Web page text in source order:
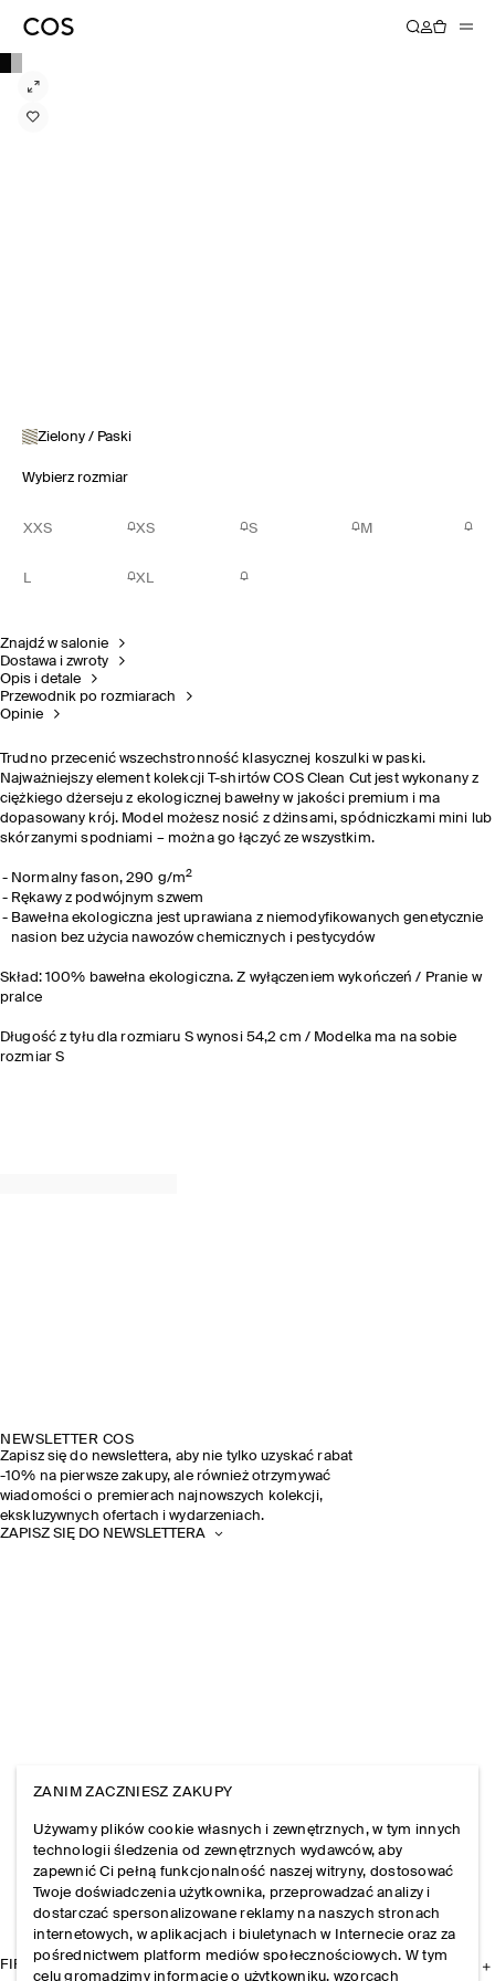
Zielony / Paski
Wybierz rozmiar
XXS XS S M
L XL
Znajdź w salonie
Dostawa i zwroty
Opis i detale
Przewodnik po rozmiarach
Opinie
Trudno przecenić wszechstronność klasycznej koszulki w paski.
Najważniejszy element kolekcji T-shirtów COS Clean Cut jest wykonany z
ciężkiego dżerseju z ekologicznej bawełny w jakości premium i ma
dopasowany krój. Model możesz nosić z dżinsami, spódniczkami mini lub
skórzanymi spodniami – można go łączyć ze wszystkim.
Normalny fason, 290 g/m2
Rękawy z podwójnym szwem
Bawełna ekologiczna jest uprawiana z niemodyfikowanych genetycznie
nasion bez użycia nawozów chemicznych i pestycydów
Skład: 100% bawełna ekologiczna. Z wyłączeniem wykończeń / Pranie w
pralce
Długość z tyłu dla rozmiaru S wynosi 54,2 cm / Modelka ma na sobie
rozmiar S
NEWSLETTER COS
Zapisz się do newslettera, aby nie tylko uzyskać rabat
-10% na pierwsze zakupy, ale również otrzymywać
wiadomości o premierach najnowszych kolekcji,
ekskluzywnych ofertach i wydarzeniach.
ZAPISZ SIĘ DO NEWSLETTERA
FIRMA
ZANIM ZACZNIESZ ZAKUPY
Używamy plików cookie własnych i zewnętrznych, w tym innych
technologii śledzenia od zewnętrznych wydawców, aby
zapewnić Ci pełną funkcjonalność naszej witryny, dostosować
Twoje doświadczenia użytkownika, przeprowadzać analizy i
dostarczać spersonalizowane reklamy na naszych stronach
internetowych, w aplikacjach i biuletynach w Internecie oraz za
pośrednictwem platform mediów społecznościowych. W tym
celu gromadzimy informacje o użytkowniku, wzorcach